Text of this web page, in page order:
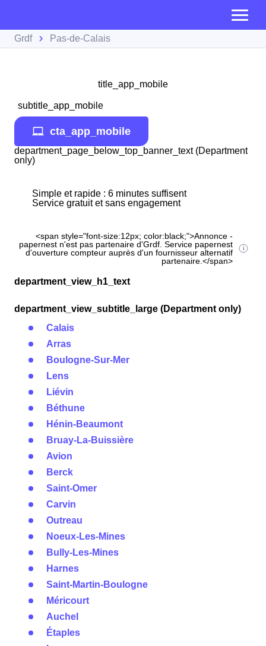
Grdf Pas-de-Calais
title_app_mobile
subtitle_app_mobile
cta_app_mobile
department_page_below_top_banner_text (Department
only)
Simple et rapide : 6 minutes suffisent
Service gratuit et sans engagement
<span style="font-size:12px; color:black;">Annonce -
papernest n'est pas partenaire d'Grdf. Service papernest
d'ouverture compteur auprès d'un fournisseur alternatif
partenaire.</span>
department_view_h1_text
department_view_subtitle_large (Department only)
Calais
Arras
Boulogne-Sur-Mer
Lens
Liévin
Béthune
Hénin-Beaumont
Bruay-La-Buissière
Avion
Berck
Saint-Omer
Carvin
Outreau
Noeux-Les-Mines
Bully-Les-Mines
Harnes
Saint-Martin-Boulogne
Méricourt
Auchel
Étaples